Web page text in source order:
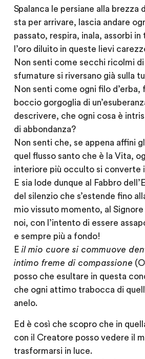
Spalanca le persiane alla brezza
sta per arrivare, lascia andare
passato, respira, inala, assorbi in
l’oro diluito in queste lievi
Non senti come secchi ricolmi
sfumature si riversano già sulla
Non senti come ogni filo d’erba,
boccio gorgoglia di
descrivere, che ogni cosa è
di abbondanza?
Non senti che, se appena affini
quel flusso santo che è la Vita,
interiore più occulto si converte
E sia lode dunque al Fabbro
del silenzio che s’estende fino
mio vissuto momento, al Signore
noi, con l’intento di essere
e sempre più a fondo!
E il mio cuore si commuove
intimo freme di compassione
posso che esultare in questa
che ogni attimo trabocca di
anelo.
Ed è così che scopro che in
con il Creatore posso vedere il
trasformarsi in luce.